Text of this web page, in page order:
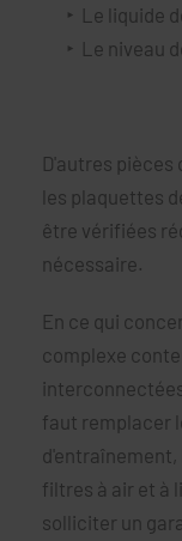
Le liquide
Le niveau
D'autres
les plaquettes
être vérifiées
nécessaire.
En ce qui
complexe
faut remplacer
filtres à air et à
solliciter un